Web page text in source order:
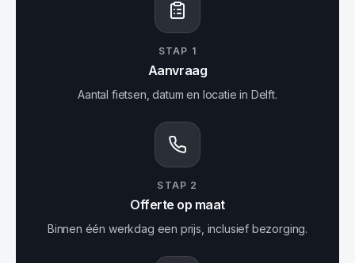
STAP 1
Aanvraag
Aantal fietsen, datum en locatie in Delft.
STAP 2
Offerte op maat
Binnen één werkdag een prijs, inclusief bezorging.